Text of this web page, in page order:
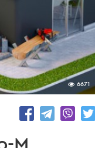
6671